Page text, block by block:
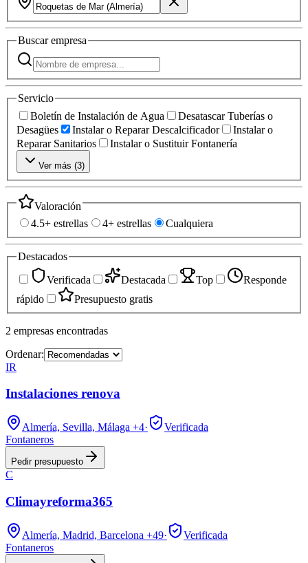
Buscarempresa
Servicio
Boletín de Instalación de Agua
Desatascar Tuberías o
Desagües
Instalar o Reparar Descalcificador
Instalar o
Reparar Sanitarios
Instalar o Sustituir Fontanería
Ver más (3)
Valoración
4.5+ estrellas
4+ estrellas Cualquiera
Destacados
Verificada
Destacada Top
Responde
rápido
Presupuesto gratis
2 empresas encontradas
Ordenar:
IR
Instalaciones renova
Almería, Sevilla, Málaga +4·
Verificada
Fontaneros
Pedir presupuesto
C
Climayreforma365
Almería, Madrid, Barcelona +49·
Verificada
Fontaneros